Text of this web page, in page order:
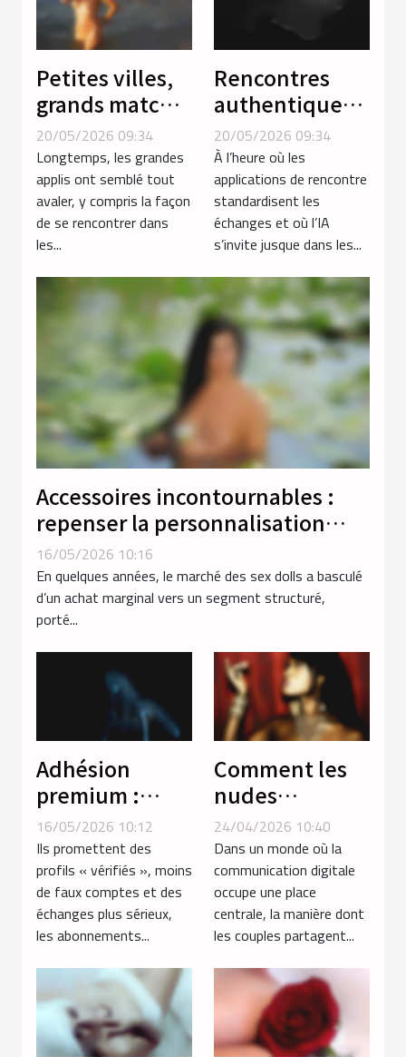
Petites villes,
grands matchs
: la revanche
du local sur les
applis de
rencontres
20/05/2026 09:34
Longtemps, les grandes
applis ont semblé tout
avaler, y compris la façon
de se rencontrer dans
les...
Rencontres
authentiques :
quand
l’érotisme
redéfinit la
notion de
connexion
20/05/2026 09:34
À l’heure où les
applications de rencontre
standardisent les
échanges et où l’IA
s’invite jusque dans les...
Accessoires incontournables :
repenser la personnalisation
dans l’expérience des sex dolls
16/05/2026 10:16
En quelques années, le marché des sex dolls a basculé
d’un achat marginal vers un segment structuré,
porté...
Adhésion
premium :
promesse
d’authenticité
ou simple filtre
parmi les
profils ?
16/05/2026 10:12
Ils promettent des
profils « vérifiés », moins
de faux comptes et des
échanges plus sérieux,
les abonnements...
Comment les
nudes
influencent-ils
la dynamique
des relations
amoureuses ?
24/04/2026 10:40
Dans un monde où la
communication digitale
occupe une place
centrale, la manière dont
les couples partagent...